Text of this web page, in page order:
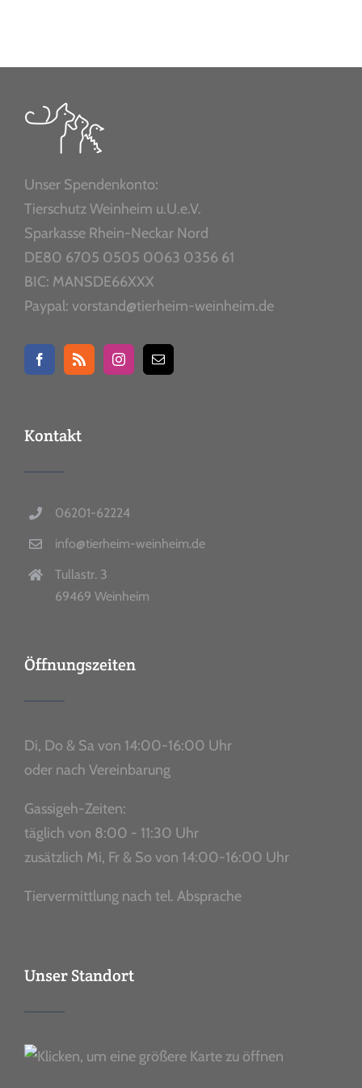
Unser Spendenkonto:
Tierschutz Weinheim u.U.e.V.
Sparkasse Rhein-Neckar Nord
DE80 6705 0505 0063 0356 61
BIC: MANSDE66XXX
Paypal: vorstand@tierheim-weinheim.de
Kontakt
06201-62224
info@tierheim-weinheim.de
Tullastr. 3
69469 Weinheim
Öffnungszeiten
Di, Do & Sa von 14:00-16:00 Uhr
oder nach Vereinbarung
Gassigeh-Zeiten:
täglich von 8:00 - 11:30 Uhr
zusätzlich Mi, Fr & So von 14:00-16:00 Uhr
Tiervermittlung nach tel. Absprache
Unser Standort